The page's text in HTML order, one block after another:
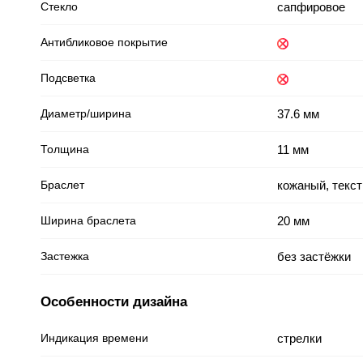
Стекло сапфировое
Антибликовое покрытие
Подсветка
Диаметр/ширина 37.6 мм
Толщина 11 мм
Браслет кожаный,
Ширина браслета 20 мм
Застежка без застёжки
Особенности дизайна
Индикация времени стрелки